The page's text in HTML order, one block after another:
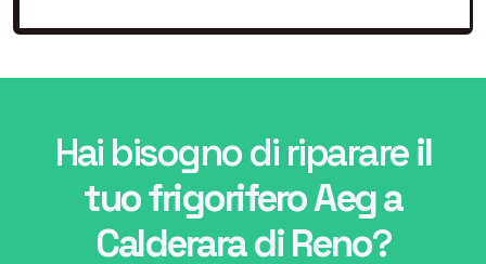
Hai bisogno di riparareil
tuo frigorifero Aeg a
Calderara di Reno?